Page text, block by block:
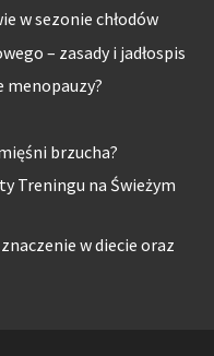
w sezonie chłodów
– zasady i jadłospis
menopauzy?
brzucha?
Treningu na Świeżym
w diecie oraz